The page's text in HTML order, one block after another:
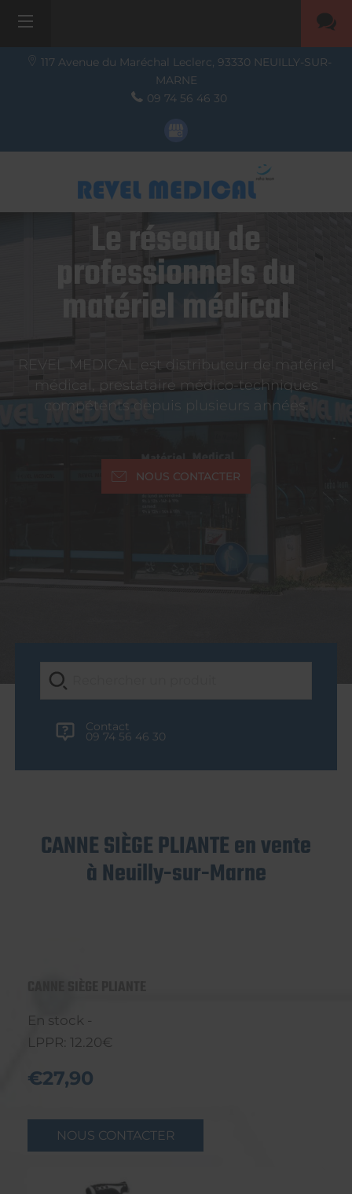
117 Avenue du Maréchal Leclerc, 93330 NEUILLY-SUR-
MARNE
09 74 56 46 30
Le réseau de
professionnels du
matériel médical
REVEL MEDICAL est distributeur de matériel
médical, prestataire médico-techniques
compétents depuis plusieurs années.
NOUS CONTACTER
Contact
09 74 56 46 30
CANNE SIÈGE PLIANTE en vente
à Neuilly-sur-Marne
En stock -
LPPR: 12.20€
€27,90
NOUS CONTACTER